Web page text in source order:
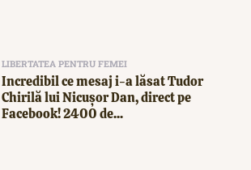
LIBERTATEA PENTRU FEMEI
Incredibil ce mesaj i-a lăsat Tudor
Chirilă lui Nicușor Dan, direct pe
Facebook! 2400 de...